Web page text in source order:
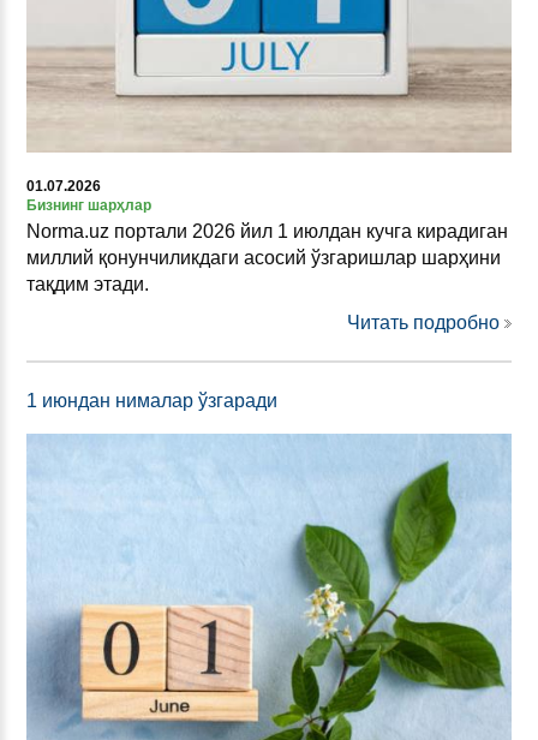
01.07.2026
Бизнинг шарҳлар
Norma.uz портали 2026 йил 1 июлдан кучга кирадиган
миллий қонунчиликдаги асосий ўзгаришлар шарҳини
тақдим этади.
Читать подробно
1 июндан нималар ўзгаради